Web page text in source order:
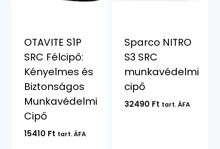
OTAVITE S1P
SRC Félcipő:
Kényelmes és
Biztonságos
Munkavédelmi
Cipő
15410 Ft tart. ÁFA
Sparco NITRO
S3 SRC
munkavédelmi
cipő
32490 Ft tart. ÁFA